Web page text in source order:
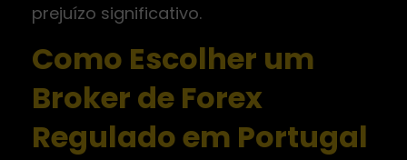
prejuízo significativo.
Como Escolher um
Broker de Forex
Regulado em Portugal